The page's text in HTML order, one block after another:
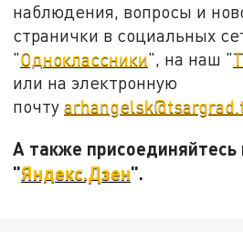
наблюдения, вопросы и
странички в социальных
"Одноклассники", на наш "
или на электронную
почту
А также присоединяйтесь
"Яндекс.Дзен".